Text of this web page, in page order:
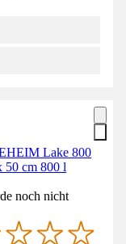
Lake 800
50 cm 800 l
noch nicht